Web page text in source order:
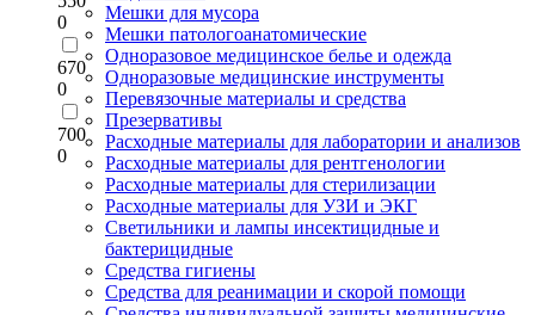
0
670
0
700
0
Мешки для мусора
Мешки патологоанатомические
Одноразовое медицинское белье и одежда
Одноразовые медицинские инструменты
Перевязочные материалы и средства
Презервативы
Расходные материалы для лаборатории и анализов
Расходные материалы для рентгенологии
Расходные материалы для стерилизации
Расходные материалы для УЗИ и ЭКГ
Светильники и лампы инсектицидные и
бактерицидные
Средства гигиены
Средства для реанимации и скорой помощи